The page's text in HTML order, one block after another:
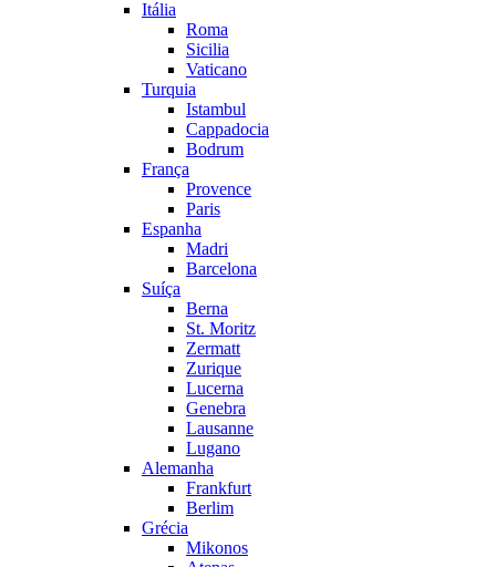
Itália
Roma
Sicilia
Vaticano
Turquia
Istambul
Cappadocia
Bodrum
França
Provence
Paris
Espanha
Madri
Barcelona
Suíça
Berna
St. Moritz
Zermatt
Zurique
Lucerna
Genebra
Lausanne
Lugano
Alemanha
Frankfurt
Berlim
Grécia
Mikonos